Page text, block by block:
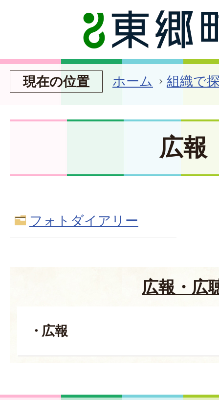
現在の位置 ホーム 組織で
広報
フォトダイアリー
広報・広
広報